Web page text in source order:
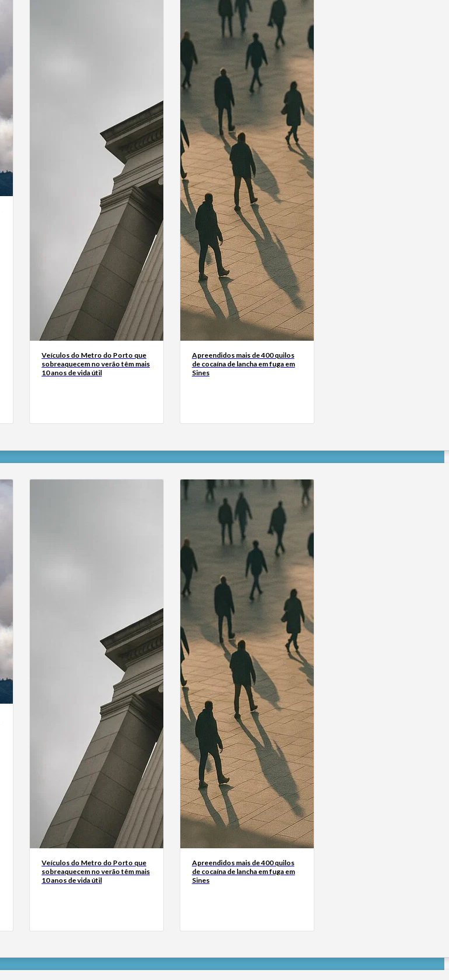
Veículos do Metro do Porto que
sobreaquecem no verão têm mais
10 anos de vida útil
Apreendidos mais de 400 quilos
de cocaína de lancha em fuga em
Sines
Veículos do Metro do Porto que
sobreaquecem no verão têm mais
10 anos de vida útil
Apreendidos mais de 400 quilos
de cocaína de lancha em fuga em
Sines